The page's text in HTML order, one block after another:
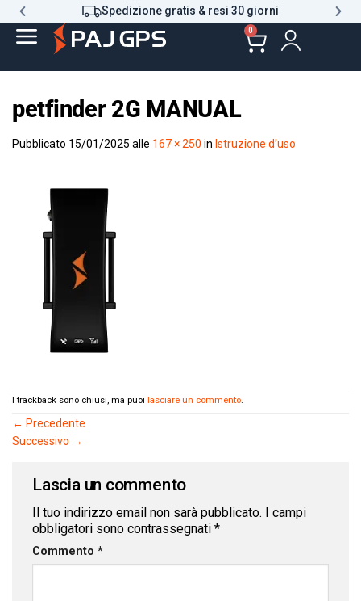
Spedizione gratis & resi 30 giorni
0
petfinder 2G MANUAL
Pubblicato 15/01/2025 alle 167 × 250 in Istruzione d’uso
I trackback sono chiusi, ma puoi lasciare un commento.
← Precedente
Successivo →
Lascia un commento
Il tuo indirizzo email non sarà pubblicato. I campi
obbligatori sono contrassegnati *
Commento *